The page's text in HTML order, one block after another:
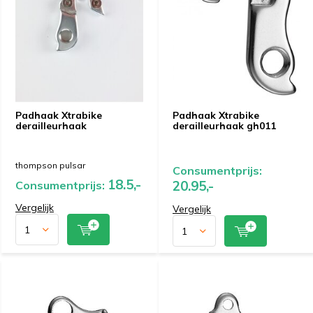
Padhaak Xtrabike
derailleurhaak
thompson pulsar
Consumentprijs: 18.5,-
Vergelijk
Padhaak Xtrabike
derailleurhaak gh011
Consumentprijs:
20.95,-
Vergelijk